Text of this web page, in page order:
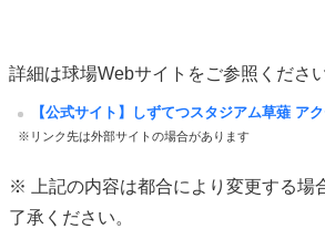
詳細は球場Webサイトをご参照ください
【公式サイト】しずてつスタジアム草薙 ア
※リンク先は外部サイトの場合があります
※ 上記の内容は都合により変更する場
了承ください。